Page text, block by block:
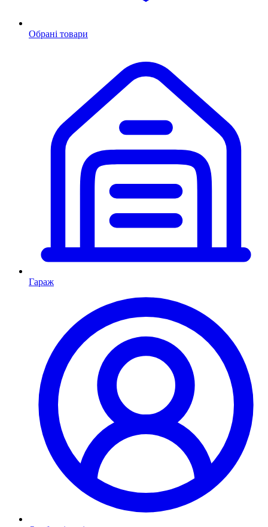
Обрані товари
Гараж